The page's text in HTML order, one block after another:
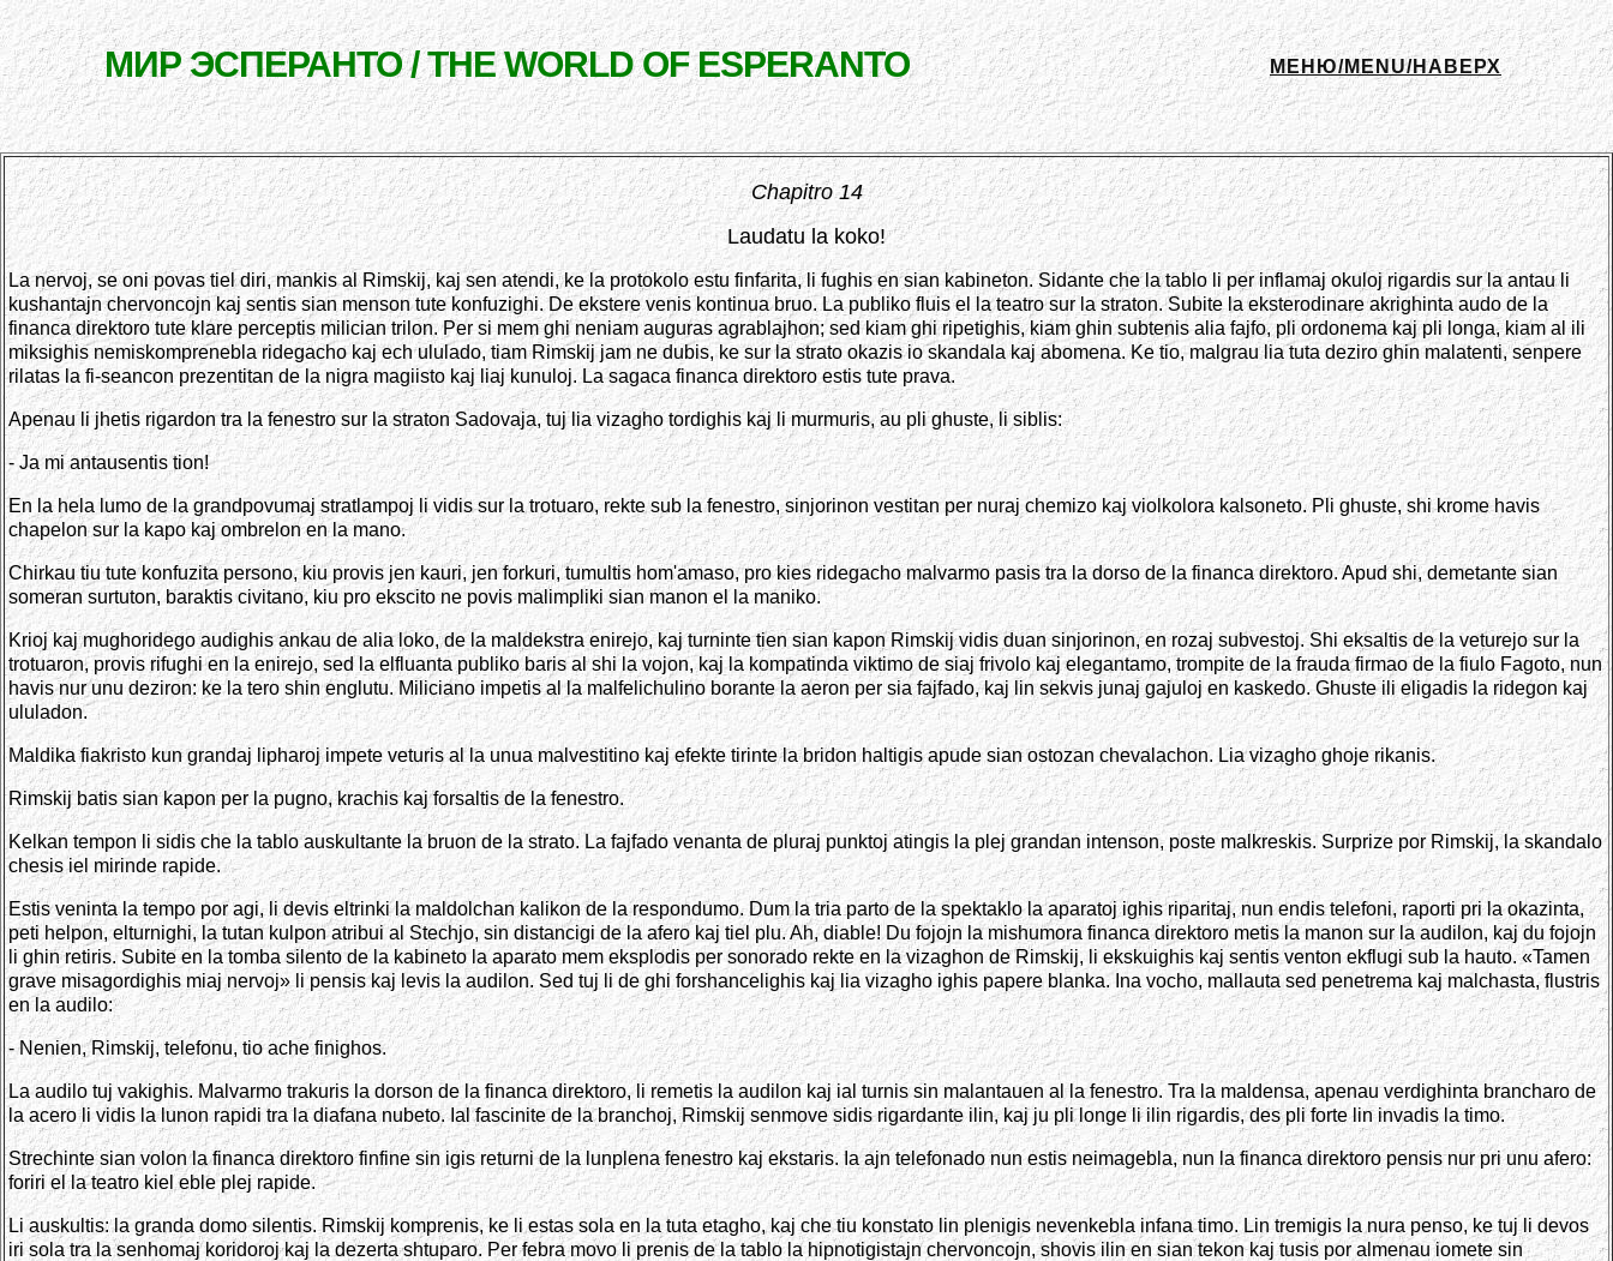
МИР ЭСПЕРАНТО / THE WORLD OF ESPERANTO МЕНЮ/MENU/НАВЕРХ
Chapitro 14
Laudatu la koko!
La nervoj, se oni povas tiel diri, mankis al Rimskij, kaj sen atendi, ke la protokolo estu finfarita, li fughis en sian kabineton. Sidante che la tablo li per inflamaj okuloj rigardis sur la antau li
kushantajn chervoncojn kaj sentis sian menson tute konfuzighi. De ekstere venis kontinua bruo. La publiko fluis el la teatro sur la straton. Subite la eksterodinare akrighinta audo de la
financa direktoro tute klare perceptis milician trilon. Per si mem ghi neniam auguras agrablajhon; sed kiam ghi ripetighis, kiam ghin subtenis alia fajfo, pli ordonema kaj pli longa, kiam al ili
miksighis nemiskomprenebla ridegacho kaj ech ululado, tiam Rimskij jam ne dubis, ke sur la strato okazis io skandala kaj abomena. Ke tio, malgrau lia tuta deziro ghin malatenti, senpere
rilatas la fi-seancon prezentitan de la nigra magiisto kaj liaj kunuloj. La sagaca financa direktoro estis tute prava.
Apenau li jhetis rigardon tra la fenestro sur la straton Sadovaja, tuj lia vizagho tordighis kaj li murmuris, au pli ghuste, li siblis:
- Ja mi antausentis tion!
En la hela lumo de la grandpovumaj stratlampoj li vidis sur la trotuaro, rekte sub la fenestro, sinjorinon vestitan per nuraj chemizo kaj violkolora kalsoneto. Pli ghuste, shi krome havis
chapelon sur la kapo kaj ombrelon en la mano.
Chirkau tiu tute konfuzita persono, kiu provis jen kauri, jen forkuri, tumultis hom'amaso, pro kies ridegacho malvarmo pasis tra la dorso de la financa direktoro. Apud shi, demetante sian
someran surtuton, baraktis civitano, kiu pro ekscito ne povis malimpliki sian manon el la maniko.
Krioj kaj mughoridego audighis ankau de alia loko, de la maldekstra enirejo, kaj turninte tien sian kapon Rimskij vidis duan sinjorinon, en rozaj subvestoj. Shi eksaltis de la veturejo sur la
trotuaron, provis rifughi en la enirejo, sed la elfluanta publiko baris al shi la vojon, kaj la kompatinda viktimo de siaj frivolo kaj elegantamo, trompite de la frauda firmao de la fiulo Fagoto, nun
havis nur unu deziron: ke la tero shin englutu. Miliciano impetis al la malfelichulino borante la aeron per sia fajfado, kaj lin sekvis junaj gajuloj en kaskedo. Ghuste ili eligadis la ridegon kaj
ululadon.
Maldika fiakristo kun grandaj lipharoj impete veturis al la unua malvestitino kaj efekte tirinte la bridon haltigis apude sian ostozan chevalachon. Lia vizagho ghoje rikanis.
Rimskij batis sian kapon per la pugno, krachis kaj forsaltis de la fenestro.
Kelkan tempon li sidis che la tablo auskultante la bruon de la strato. La fajfado venanta de pluraj punktoj atingis la plej grandan intenson, poste malkreskis. Surprize por Rimskij, la skandalo
chesis iel mirinde rapide.
Estis veninta la tempo por agi, li devis eltrinki la maldolchan kalikon de la respondumo. Dum la tria parto de la spektaklo la aparatoj ighis riparitaj, nun endis telefoni, raporti pri la okazinta,
peti helpon, elturnighi, la tutan kulpon atribui al Stechjo, sin distancigi de la afero kaj tiel plu. Ah, diable! Du fojojn la mishumora financa direktoro metis la manon sur la audilon, kaj du fojojn
li ghin retiris. Subite en la tomba silento de la kabineto la aparato mem eksplodis per sonorado rekte en la vizaghon de Rimskij, li ekskuighis kaj sentis venton ekflugi sub la hauto. «Tamen
grave misagordighis miaj nervoj» li pensis kaj levis la audilon. Sed tuj li de ghi forshancelighis kaj lia vizagho ighis papere blanka. Ina vocho, mallauta sed penetrema kaj malchasta, flustris
en la audilo:
- Nenien, Rimskij, telefonu, tio ache finighos.
La audilo tuj vakighis. Malvarmo trakuris la dorson de la financa direktoro, li remetis la audilon kaj ial turnis sin malantauen al la fenestro. Tra la maldensa, apenau verdighinta brancharo de
la acero li vidis la lunon rapidi tra la diafana nubeto. Ial fascinite de la branchoj, Rimskij senmove sidis rigardante ilin, kaj ju pli longe li ilin rigardis, des pli forte lin invadis la timo.
Strechinte sian volon la financa direktoro finfine sin igis returni de la lunplena fenestro kaj ekstaris. Ia ajn telefonado nun estis neimagebla, nun la financa direktoro pensis nur pri unu afero:
foriri el la teatro kiel eble plej rapide.
Li auskultis: la granda domo silentis. Rimskij komprenis, ke li estas sola en la tuta etagho, kaj che tiu konstato lin plenigis nevenkebla infana timo. Lin tremigis la nura penso, ke tuj li devos
iri sola tra la senhomaj koridoroj kaj la dezerta shtuparo. Per febra movo li prenis de la tablo la hipnotigistajn chervoncojn, shovis ilin en sian tekon kaj tusis por almenau iomete sin